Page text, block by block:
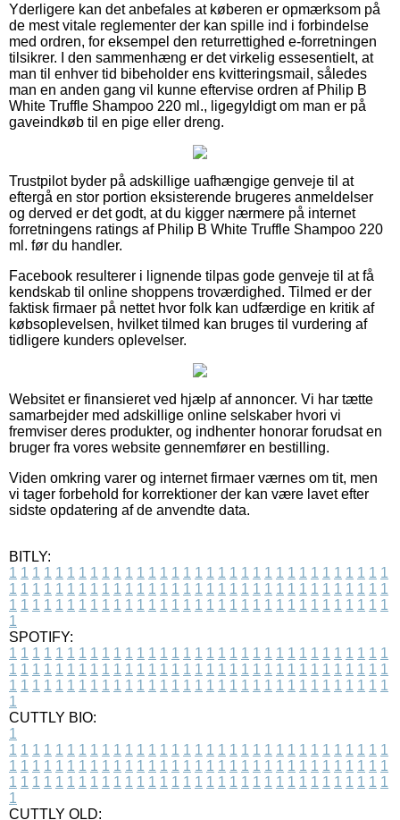
Yderligere kan det anbefales at køberen er opmærksom på
de mest vitale reglementer der kan spille ind i forbindelse
med ordren, for eksempel den returrettighed e-forretningen
tilsikrer. I den sammenhæng er det virkelig essesentielt, at
man til enhver tid bibeholder ens kvitteringsmail, således
man en anden gang vil kunne eftervise ordren af Philip B
White Truffle Shampoo 220 ml., ligegyldigt om man er på
gaveindkøb til en pige eller dreng.
Trustpilot byder på adskillige uafhængige genveje til at
eftergå en stor portion eksisterende brugeres anmeldelser
og derved er det godt, at du kigger nærmere på internet
forretningens ratings af Philip B White Truffle Shampoo 220
ml. før du handler.
Facebook resulterer i lignende tilpas gode genveje til at få
kendskab til online shoppens troværdighed. Tilmed er der
faktisk firmaer på nettet hvor folk kan udfærdige en kritik af
købsoplevelsen, hvilket tilmed kan bruges til vurdering af
tidligere kunders oplevelser.
Websitet er finansieret ved hjælp af annoncer. Vi har tætte
samarbejder med adskillige online selskaber hvori vi
fremviser deres produkter, og indhenter honorar forudsat en
bruger fra vores website gennemfører en bestilling.
Viden omkring varer og internet firmaer værnes om tit, men
vi tager forbehold for korrektioner der kan være lavet efter
sidste opdatering af de anvendte data.
BITLY:
1 1 1 1 1 1 1 1 1 1 1 1 1 1 1 1 1 1 1 1 1 1 1 1 1 1 1 1 1 1 1 1 1
1 1 1 1 1 1 1 1 1 1 1 1 1 1 1 1 1 1 1 1 1 1 1 1 1 1 1 1 1 1 1 1 1
1 1 1 1 1 1 1 1 1 1 1 1 1 1 1 1 1 1 1 1 1 1 1 1 1 1 1 1 1 1 1 1 1
1
SPOTIFY:
1 1 1 1 1 1 1 1 1 1 1 1 1 1 1 1 1 1 1 1 1 1 1 1 1 1 1 1 1 1 1 1 1
1 1 1 1 1 1 1 1 1 1 1 1 1 1 1 1 1 1 1 1 1 1 1 1 1 1 1 1 1 1 1 1 1
1 1 1 1 1 1 1 1 1 1 1 1 1 1 1 1 1 1 1 1 1 1 1 1 1 1 1 1 1 1 1 1 1
1
CUTTLY BIO:
1
1 1 1 1 1 1 1 1 1 1 1 1 1 1 1 1 1 1 1 1 1 1 1 1 1 1 1 1 1 1 1 1 1
1 1 1 1 1 1 1 1 1 1 1 1 1 1 1 1 1 1 1 1 1 1 1 1 1 1 1 1 1 1 1 1 1
1 1 1 1 1 1 1 1 1 1 1 1 1 1 1 1 1 1 1 1 1 1 1 1 1 1 1 1 1 1 1 1 1
1
CUTTLY OLD: